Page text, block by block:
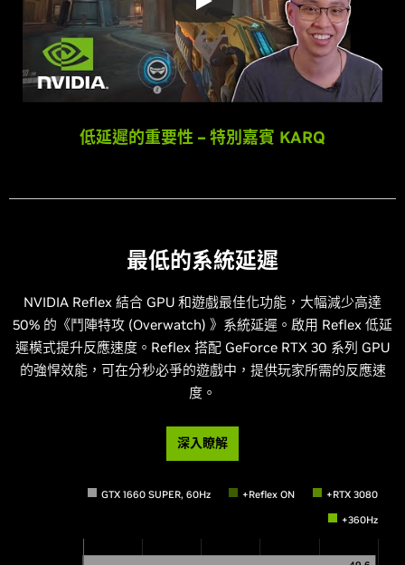
低延遲的重要性 – 特別嘉賓 KARQ
最低的系統延遲
NVIDIA Reflex 結合 GPU 和遊戲最佳化功能，大幅減少高達
50% 的《鬥陣特攻 (Overwatch) 》系統延遲。啟用 Reflex 低延
遲模式提升反應速度。Reflex 搭配 GeForce RTX 30 系列 GPU
的強悍效能，可在分秒必爭的遊戲中，提供玩家所需的反應速
度。
深入瞭解
GTX 1660 SUPER, 60Hz +Reflex ON
+RTX 3080
+360Hz